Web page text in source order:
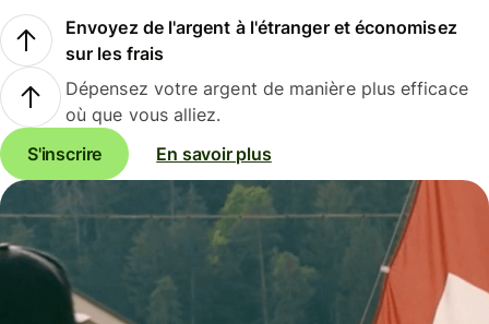
Envoyez de l'argent à l'étranger et économisez
sur les frais
Dépensez votre argent de manière plus efficace
où que vous alliez.
S'inscrire
En savoir plus